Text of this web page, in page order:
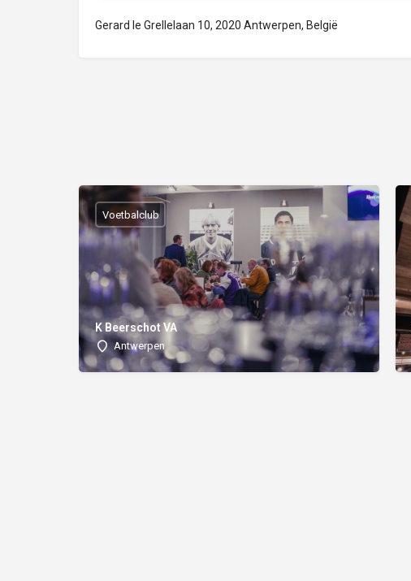
Gerard le Grellelaan 10, 2020 Antwerpen, België
K Beerschot VA
Antwerpen
Voetbalclub